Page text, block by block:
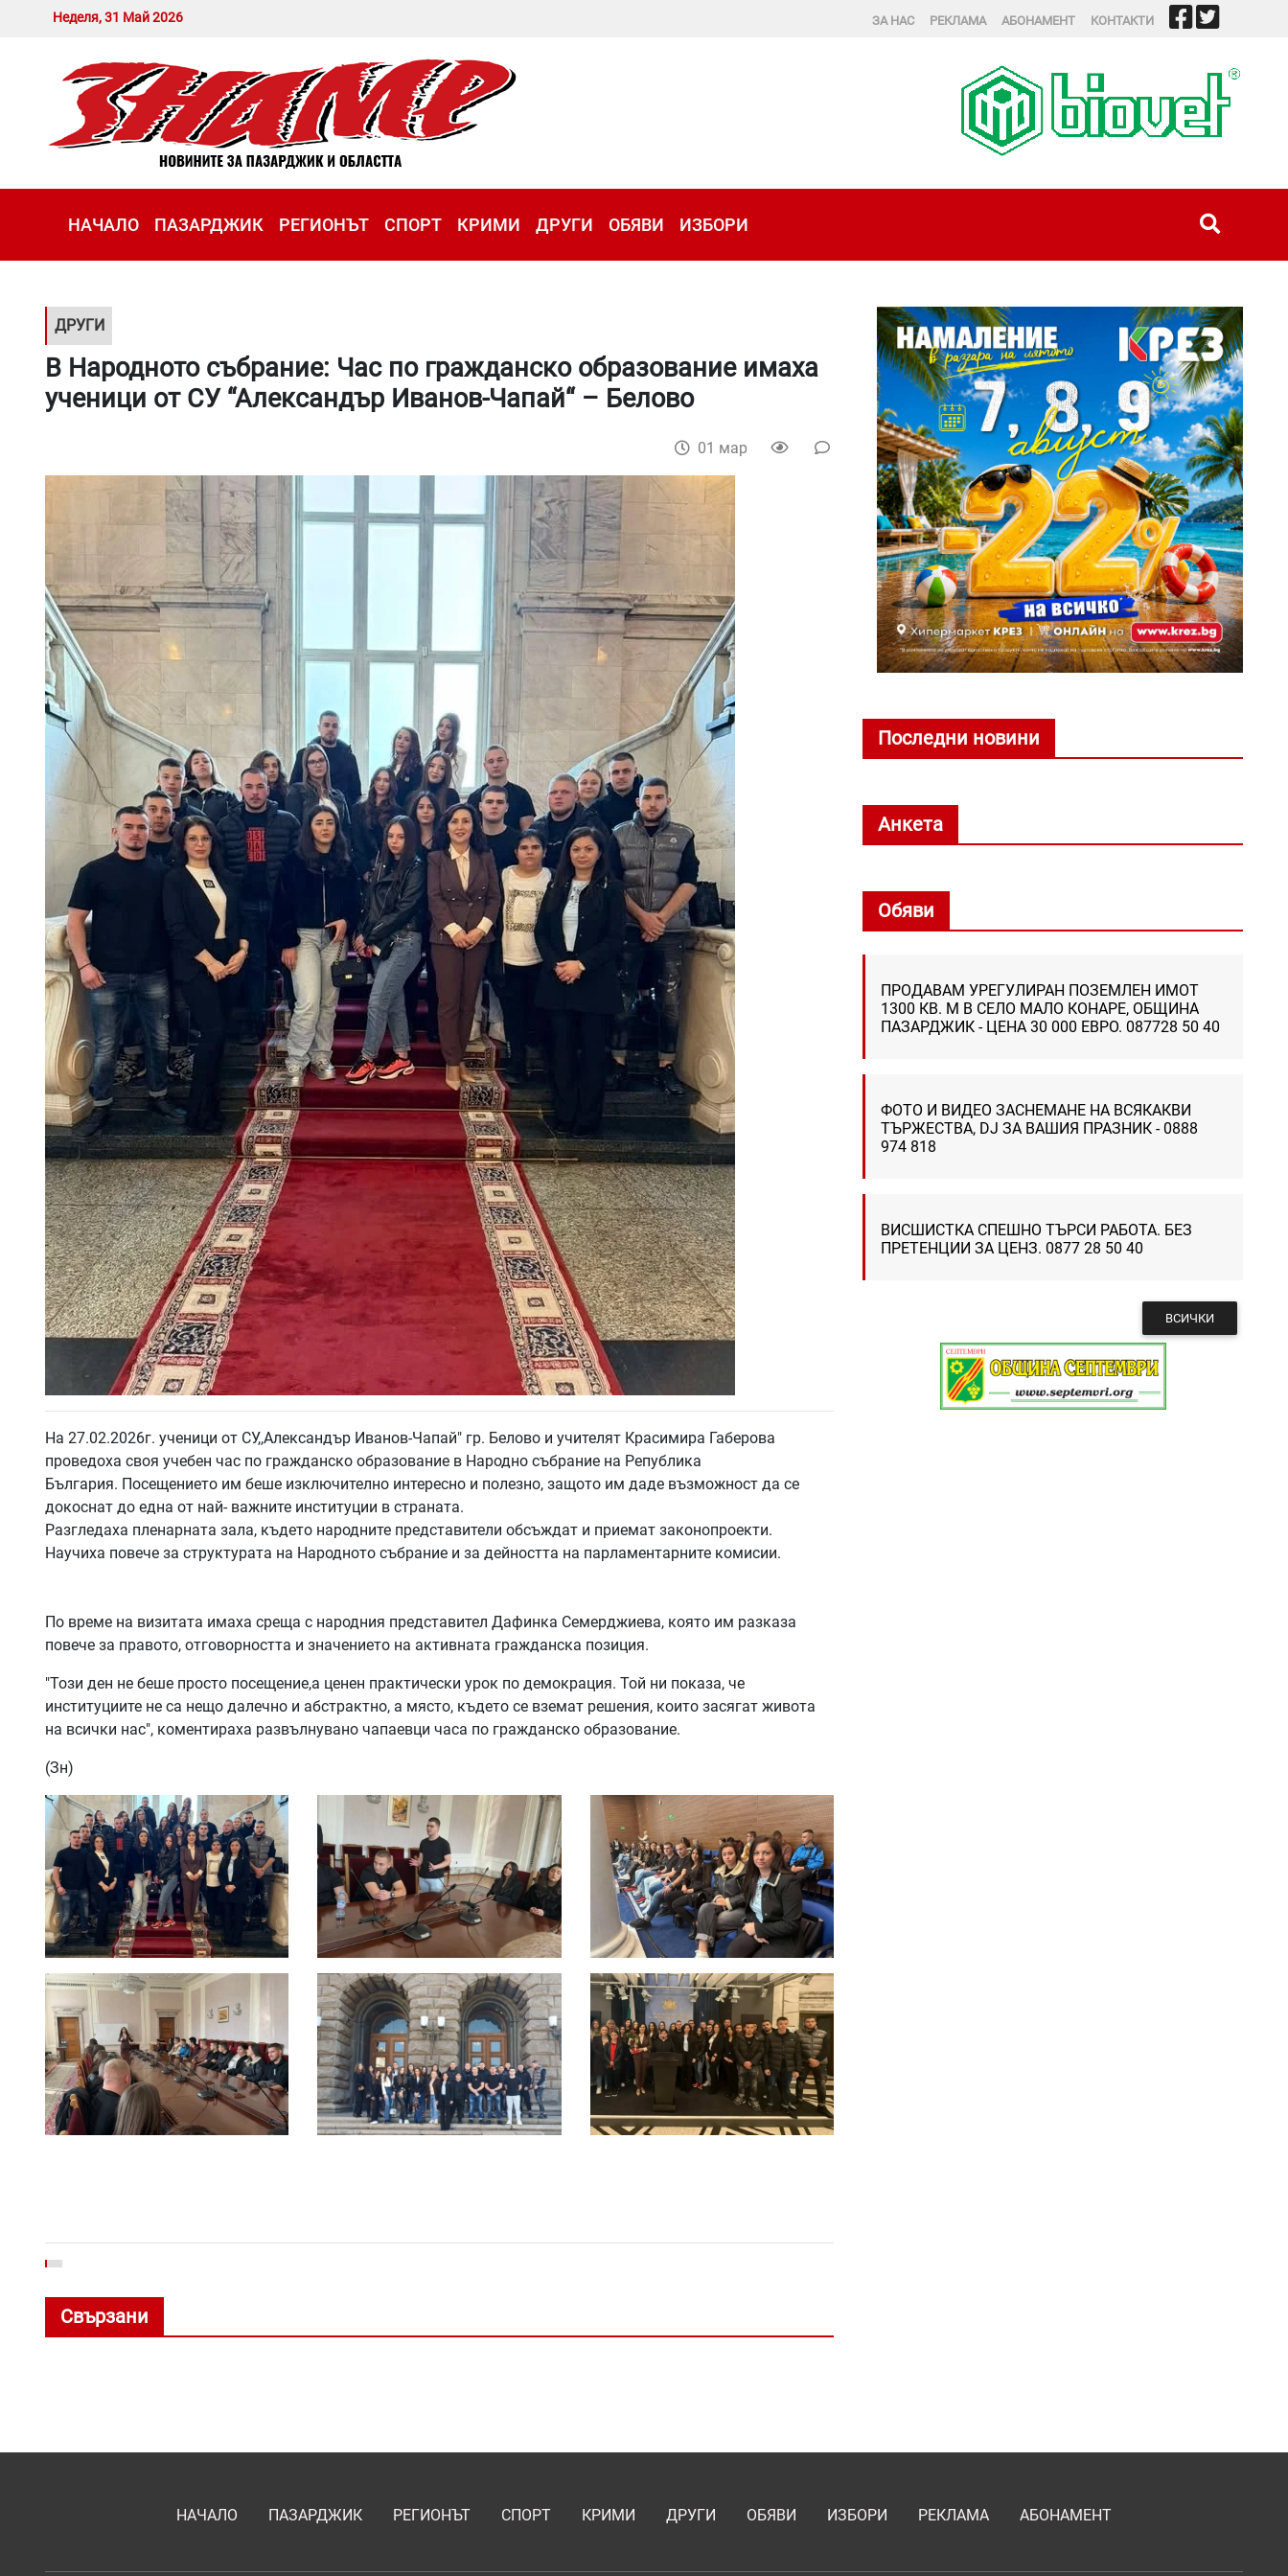
Неделя, 31 Май 2026 ЗА НАС РЕКЛАМА АБОНАМЕНТ КОНТАКТИ
НАЧАЛО ПАЗАРДЖИК РЕГИОНЪТ СПОРТ КРИМИ ДРУГИ ОБЯВИ ИЗБОРИ
ДРУГИ
В Народното събрание: Час по гражданско образование имаха
ученици от СУ “Александър Иванов-Чапай“ – Белово
01 мар
На 27.02.2026г. ученици от СУ,,Александър Иванов-Чапай" гр. Белово и учителят Красимира Габерова
проведоха своя учебен час по гражданско образование в Народно събрание на Република
България. Посещението им беше изключително интересно и полезно, защото им даде възможност да се
докоснат до една от най- важните институции в страната.
Разгледаха пленарната зала, където народните представители обсъждат и приемат законопроекти.
Научиха повече за структурата на Народното събрание и за дейността на парламентарните комисии.
По време на визитата имаха среща с народния представител Дафинка Семерджиева, която им разказа
повече за правото, отговорността и значението на активната гражданска позиция.
"Този ден не беше просто посещение,а ценен практически урок по демокрация. Той ни показа, че
институциите не са нещо далечно и абстрактно, а място, където се вземат решения, които засягат живота
на всички нас", коментираха развълнувано чапаевци часа по гражданско образование.
(Зн)
Свързани
Последни новини
Анкета
Обяви
ПРОДАВАМ УРЕГУЛИРАН ПОЗЕМЛЕН ИМОТ
1300 КВ. М В СЕЛО МАЛО КОНАРЕ, ОБЩИНА
ПАЗАРДЖИК - ЦЕНА 30 000 ЕВРО. 087728 50 40
ФОТО И ВИДЕО ЗАСНЕМАНЕ НА ВСЯКАКВИ
ТЪРЖЕСТВА, DJ ЗА ВАШИЯ ПРАЗНИК - 0888
974 818
ВИСШИСТКА СПЕШНО ТЪРСИ РАБОТА. БЕЗ
ПРЕТЕНЦИИ ЗА ЦЕНЗ. 0877 28 50 40
ВСИЧКИ
НАЧАЛО ПАЗАРДЖИК РЕГИОНЪТ СПОРТ КРИМИ ДРУГИ ОБЯВИ ИЗБОРИ РЕКЛАМА АБОНАМЕНТ